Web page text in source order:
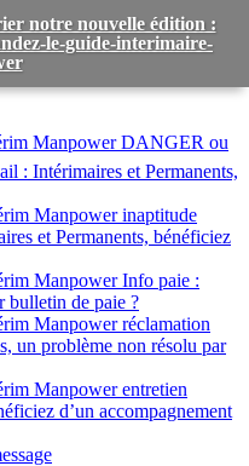
Manpower DANGER ou
: Intérimaires et Permanents,
Manpower inaptitude
et Permanents, bénéficiez
Manpower Info paie :
bulletin de paie ?
Manpower réclamation
un problème non résolu par
Manpower entretien
d’un accompagnement
notre nouvelle édition :
le-guide-interimaire-